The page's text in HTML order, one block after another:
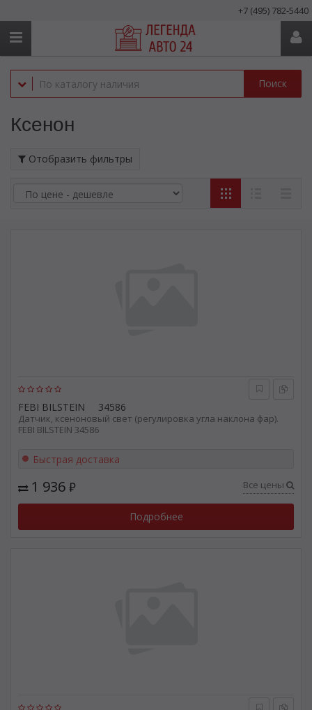
+7 (495) 782-5440
Поиск
Ксенон
Отобразить фильтры
FEBI BILSTEIN 34586
Датчик, ксеноновый свет (регулировка угла наклона фар).
FEBI BILSTEIN 34586
Быстрая доставка
1 936 ₽ Все цены
Подробнее